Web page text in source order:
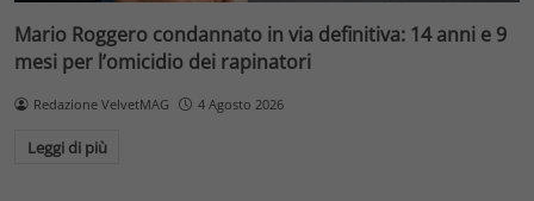
Mario Roggero condannato in via definitiva: 14 anni e 9
mesi per l’omicidio dei rapinatori
Redazione VelvetMAG 4 Agosto 2026
Leggi di più